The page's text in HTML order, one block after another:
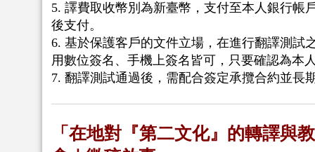
5. 譯費取收幣別為新臺幣，支付至本人銀行帳
後支付。
6. 基於保護客戶的文件立場，在進行翻譯測試
用數位簽名、手機上簽名皆可，只要確認為本
7. 翻譯測試通過後，需配合簽定承攬合約並長
「在地對『第二文化』的轉譯與